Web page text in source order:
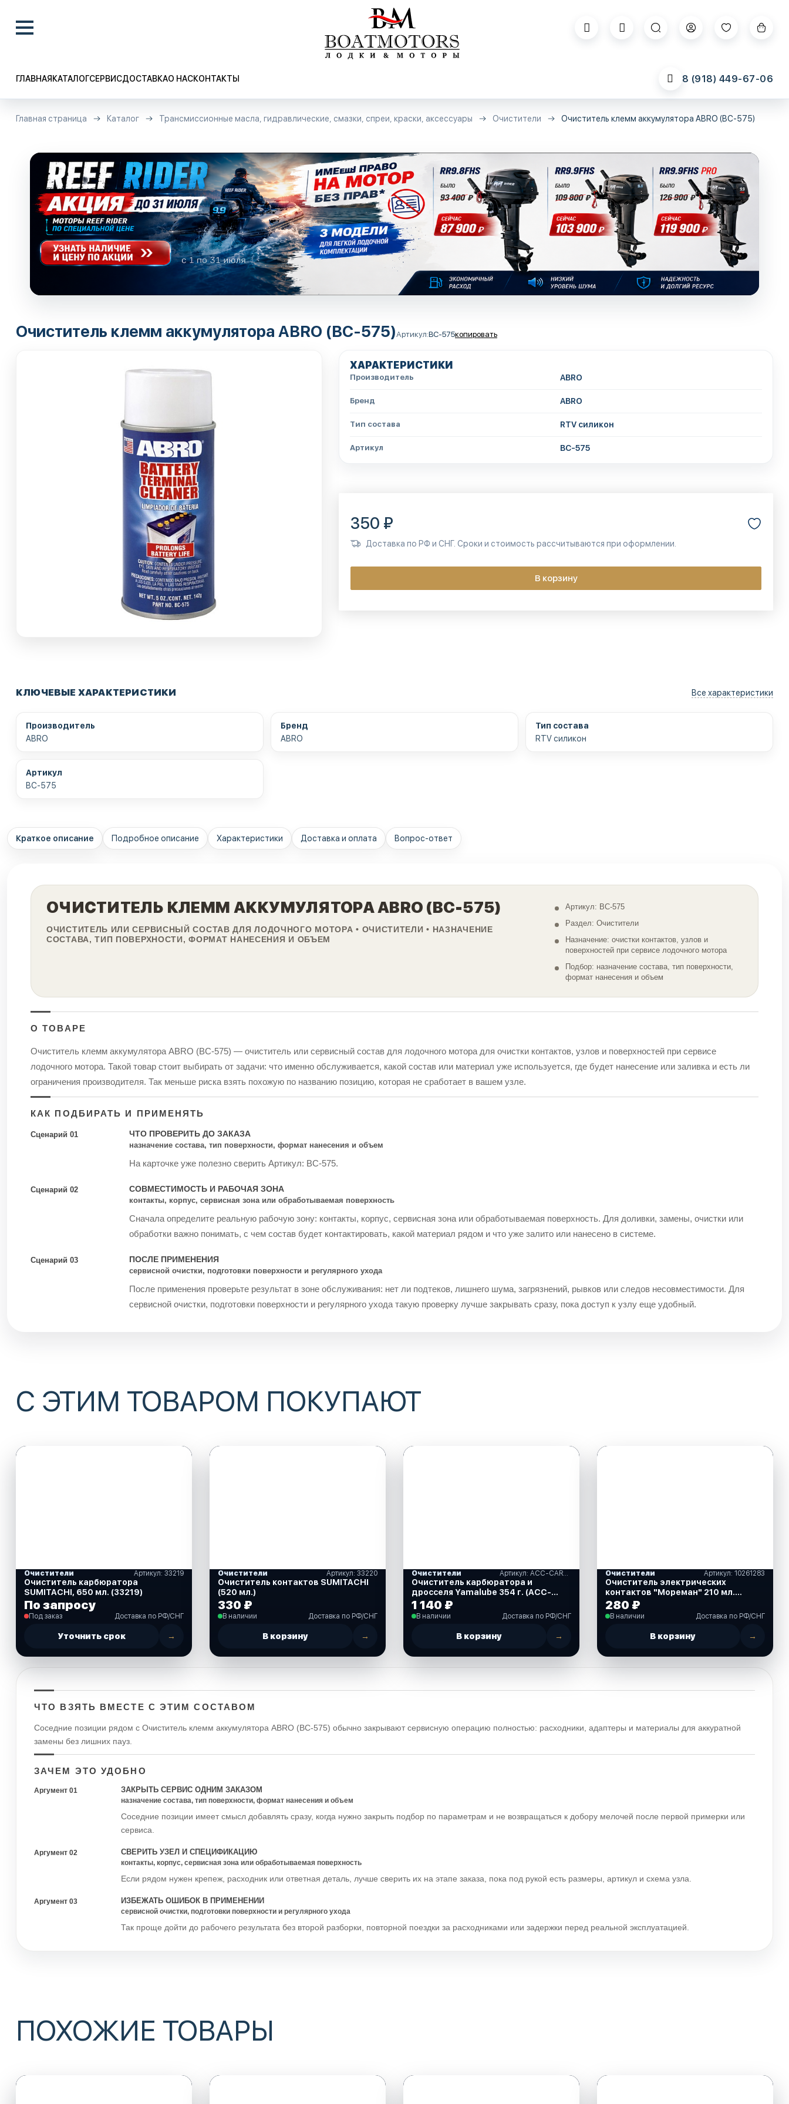
ГЛАВНАЯ КАТАЛОГСЕРВИСДОСТАВКАО НАСКОНТАКТЫ 8 (918) 449-67-06
Главная страница Каталог Трансмиссионные масла, гидравлические, смазки, спреи, краски, аксессуары Очистители Очиститель клемм аккумулятора ABRO (BC-575)
Очиститель клемм аккумулятора ABRO (BC-575)Артикул:BC-575копировать
ХАРАКТЕРИСТИКИ
Производитель ABRO
Бренд ABRO
Тип состава RTV силикон
Артикул BC-575
350 ₽
Доставка по РФ и СНГ. Сроки и стоимость рассчитываются при оформлении.
В корзину
КЛЮЧЕВЫЕ ХАРАКТЕРИСТИКИ Все характеристики
Производитель
ABRO
Бренд
ABRO
Тип состава
RTV силикон
Артикул
BC-575
Краткое описание Подробное описание Характеристики Доставка и оплата Вопрос-ответ
ОЧИСТИТЕЛЬ КЛЕММ АККУМУЛЯТОРА ABRO (BC-575)
ОЧИСТИТЕЛЬ ИЛИ СЕРВИСНЫЙ СОСТАВ ДЛЯ ЛОДОЧНОГО МОТОРА • ОЧИСТИТЕЛИ • НАЗНАЧЕНИЕ
СОСТАВА, ТИП ПОВЕРХНОСТИ, ФОРМАТ НАНЕСЕНИЯ И ОБЪЕМ
Артикул: BC-575
Раздел: Очистители
Назначение: очистки контактов, узлов и
поверхностей при сервисе лодочного мотора
Подбор: назначение состава, тип поверхности,
формат нанесения и объем
О ТОВАРЕ
Очиститель клемм аккумулятора ABRO (BC-575) — очиститель или сервисный состав для лодочного мотора для очистки контактов, узлов и поверхностей при сервисе
лодочного мотора. Такой товар стоит выбирать от задачи: что именно обслуживается, какой состав или материал уже используется, где будет нанесение или заливка и есть ли
ограничения производителя. Так меньше риска взять похожую по названию позицию, которая не сработает в вашем узле.
КАК ПОДБИРАТЬ И ПРИМЕНЯТЬ
Сценарий 01 ЧТО ПРОВЕРИТЬ ДО ЗАКАЗА
назначение состава, тип поверхности, формат нанесения и объем
На карточке уже полезно сверить Артикул: BC-575.
Сценарий 02 СОВМЕСТИМОСТЬ И РАБОЧАЯ ЗОНА
контакты, корпус, сервисная зона или обработываемая поверхность
Сначала определите реальную рабочую зону: контакты, корпус, сервисная зона или обработываемая поверхность. Для доливки, замены, очистки или
обработки важно понимать, с чем состав будет контактировать, какой материал рядом и что уже залито или нанесено в системе.
Сценарий 03 ПОСЛЕ ПРИМЕНЕНИЯ
сервисной очистки, подготовки поверхности и регулярного ухода
После применения проверьте результат в зоне обслуживания: нет ли подтеков, лишнего шума, загрязнений, рывков или следов несовместимости. Для
сервисной очистки, подготовки поверхности и регулярного ухода такую проверку лучше закрывать сразу, пока доступ к узлу еще удобный.
С ЭТИМ ТОВАРОМ ПОКУПАЮТ
Очистители Артикул: 33219
Очиститель карбюратора
SUMITACHI, 650 мл. (33219)
По запросу
Под заказ Доставка по РФ/СНГ
Уточнить срок →
Очистители Артикул: 33220
Очиститель контактов SUMITACHI
(520 мл.)
330 ₽
В наличии Доставка по РФ/СНГ
В корзину →
Очистители Артикул: ACC-CARBS-PR-AY
Очиститель карбюратора и
дросселя Yamalube 354 г. (ACC-
CARBS-PR-AY)
1 140 ₽
В наличии Доставка по РФ/СНГ
В корзину →
Очистители Артикул: 10261283
Очиститель электрических
контактов "Мореман" 210 мл.
(10261283)
280 ₽
В наличии Доставка по РФ/СНГ
В корзину →
ЧТО ВЗЯТЬ ВМЕСТЕ С ЭТИМ СОСТАВОМ
Соседние позиции рядом с Очиститель клемм аккумулятора ABRO (BC-575) обычно закрывают сервисную операцию полностью: расходники, адаптеры и материалы для аккуратной
замены без лишних пауз.
ЗАЧЕМ ЭТО УДОБНО
Аргумент 01 ЗАКРЫТЬ СЕРВИС ОДНИМ ЗАКАЗОМ
назначение состава, тип поверхности, формат нанесения и объем
Соседние позиции имеет смысл добавлять сразу, когда нужно закрыть подбор по параметрам и не возвращаться к добору мелочей после первой примерки или
сервиса.
Аргумент 02 СВЕРИТЬ УЗЕЛ И СПЕЦИФИКАЦИЮ
контакты, корпус, сервисная зона или обработываемая поверхность
Если рядом нужен крепеж, расходник или ответная деталь, лучше сверить их на этапе заказа, пока под рукой есть размеры, артикул и схема узла.
Аргумент 03 ИЗБЕЖАТЬ ОШИБОК В ПРИМЕНЕНИИ
сервисной очистки, подготовки поверхности и регулярного ухода
Так проще дойти до рабочего результата без второй разборки, повторной поездки за расходниками или задержки перед реальной эксплуатацией.
ПОХОЖИЕ ТОВАРЫ